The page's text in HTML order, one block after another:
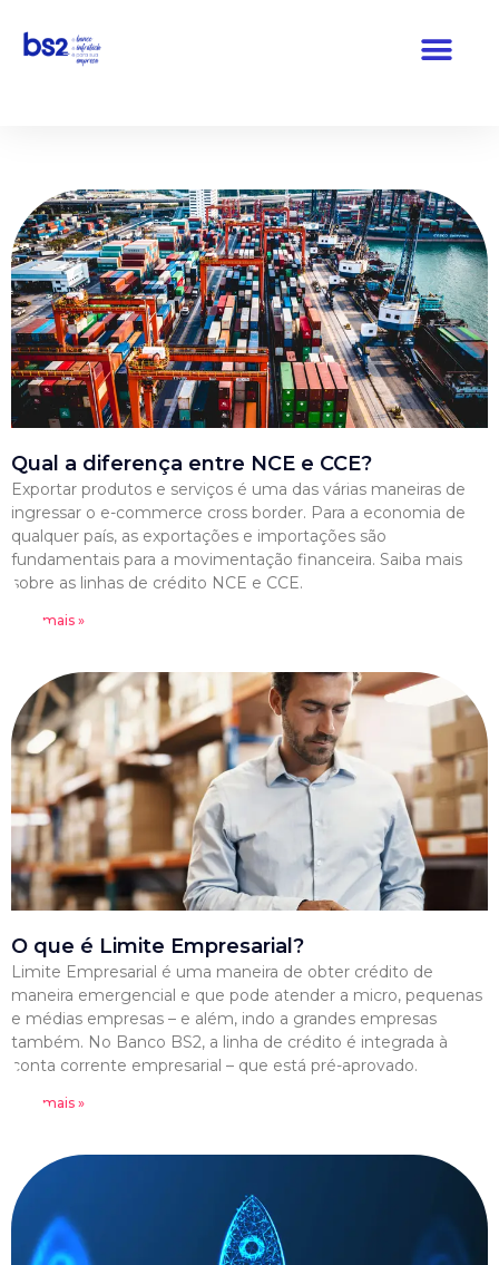
Pular
Qual a diferença entre NCE e CCE?
Exportar produtos e serviços é uma das várias maneiras de
ingressar o e-commerce cross border. Para a economia de
qualquer país, as exportações e importações são
fundamentais para a movimentação financeira. Saiba mais
sobre as linhas de crédito NCE e CCE.
Leia mais »
O que é Limite Empresarial?
Limite Empresarial é uma maneira de obter crédito de
maneira emergencial e que pode atender a micro, pequenas
e médias empresas – e além, indo a grandes empresas
também. No Banco BS2, a linha de crédito é integrada à
conta corrente empresarial – que está pré-aprovado.
Leia mais »